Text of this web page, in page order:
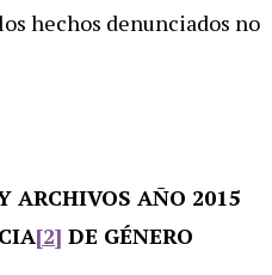
hechos denunciados no
ARCHIVOS AÑO 2015
[2] DE GÉNERO